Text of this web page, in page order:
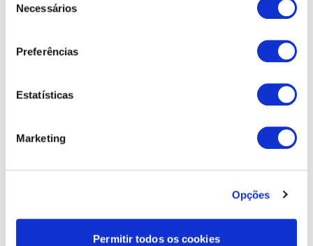
Necessários
Preferências
Estatísticas
Marketing
Opções
Permitir todos os cookies